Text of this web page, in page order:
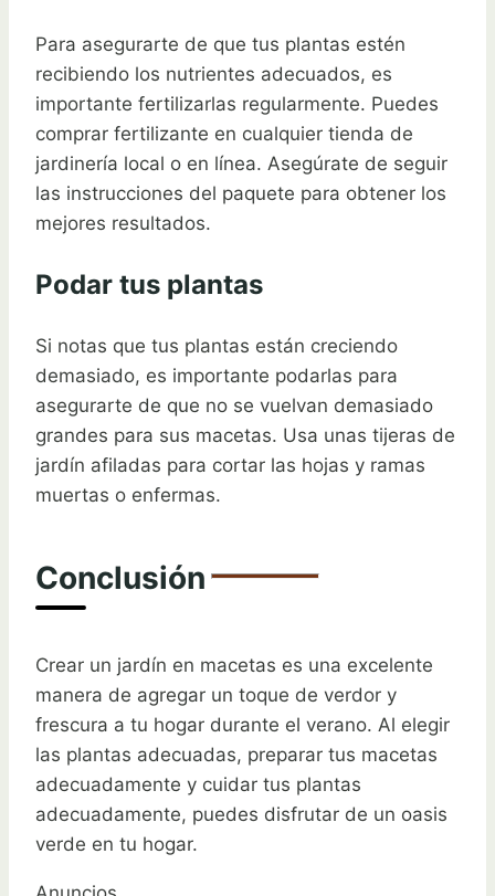
Para asegurarte de que tus plantas estén
recibiendo los nutrientes adecuados, es
importante fertilizarlas regularmente. Puedes
comprar fertilizante en cualquier tienda de
jardinería local o en línea. Asegúrate de seguir
las instrucciones del paquete para obtener los
mejores resultados.
Podar tus plantas
Si notas que tus plantas están creciendo
demasiado, es importante podarlas para
asegurarte de que no se vuelvan demasiado
grandes para sus macetas. Usa unas tijeras de
jardín afiladas para cortar las hojas y ramas
muertas o enfermas.
Conclusión
Crear un jardín en macetas es una excelente
manera de agregar un toque de verdor y
frescura a tu hogar durante el verano. Al elegir
las plantas adecuadas, preparar tus macetas
adecuadamente y cuidar tus plantas
adecuadamente, puedes disfrutar de un oasis
verde en tu hogar.